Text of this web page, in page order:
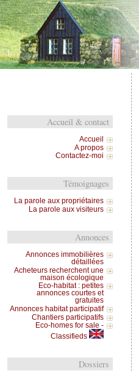
Accueil & contact
Accueil
A propos
Contactez-moi
Témoignages
La parole aux propriétaires
La parole aux visiteurs
Annonces
Annonces immobilières
détaillées
Acheteurs recherchent une
maison écologique
Eco-habitat : petites
annonces courtes et
gratuites
Annonces habitat participatif
Chantiers participatifs
Eco-homes for sale -
Classifieds
Dossiers